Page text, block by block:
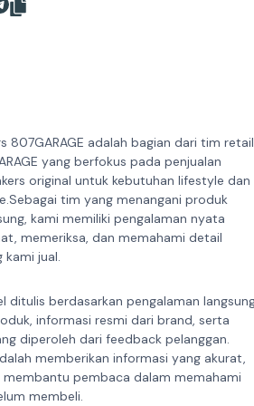
807GARAGE adalah bagian dari tim retail
yang berfokus pada penjualan
original untuk kebutuhan lifestyle dan
tim yang menangani produk
kami memiliki pengalaman nyata
memeriksa, dan memahami detail
kami jual.
ditulis berdasarkan pengalaman
informasi resmi dari brand, serta
diperoleh dari feedback pelanggan.
memberikan informasi yang akurat,
membantu pembaca dalam memahami
membeli.